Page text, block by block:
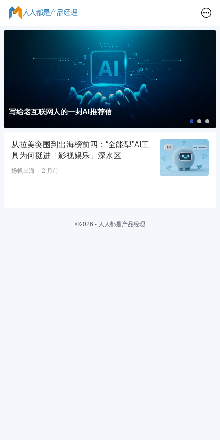
写给老互联网人的一封AI推荐信
从拉美突围到出海榜前四：“全能型”AI工
具为何挺进「影视娱乐」深水区
扬帆出海 2 月前
©2026 - 人人都是产品经理